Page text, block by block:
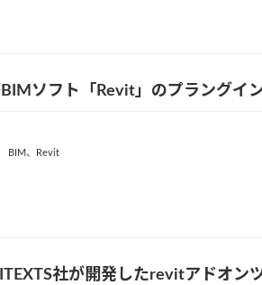
ソフト「Revit」のプラングイ
BIM、 Revit
社が開発したrevitアドオン